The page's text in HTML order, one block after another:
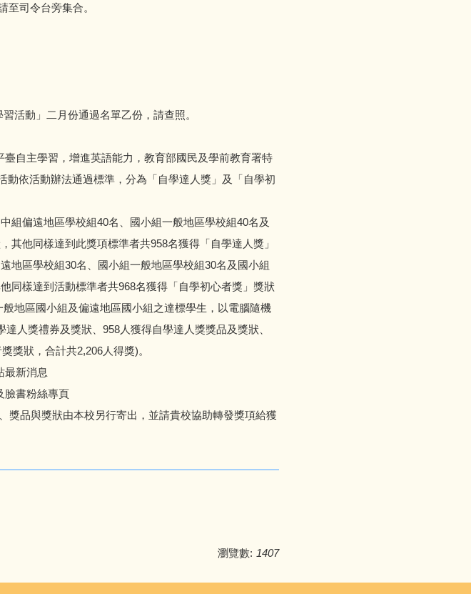
至司令台旁集合。
活動」二月份通過名單乙份，請查照。
自主學習，增進英語能力，教育部國民及學前教育署特
依活動辦法通過標準，分為「自學達人獎」及「自學初
組偏遠地區學校組40名、國小組一般地區學校組40名及
其他同樣達到此獎項標準者共958名獲得「自學達人獎」
地區學校組30名、國小組一般地區學校組30名及國小組
同樣達到活動標準者共968名獲得「自學初心者獎」獎狀
地區國小組及偏遠地區國小組之達標學生，以電腦隨機
人獎禮券及獎狀、958人獲得自學達人獎獎品及獎狀、
獎狀，合計共2,206人得獎)。
最新消息
臉書粉絲專頁
獎品與獎狀由本校另行寄出，並請貴校協助轉發獎項給獲
瀏覽數: 1407